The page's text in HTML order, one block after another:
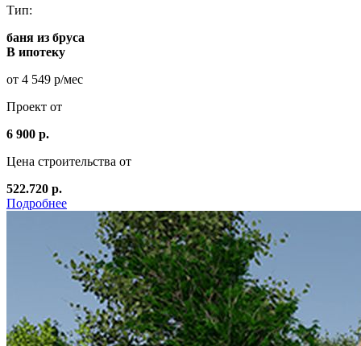
Тип:
баня из бруса
В ипотеку
от 4 549 р/мес
Проект от
6 900 р.
Цена строительства от
522.720 р.
Подробнее